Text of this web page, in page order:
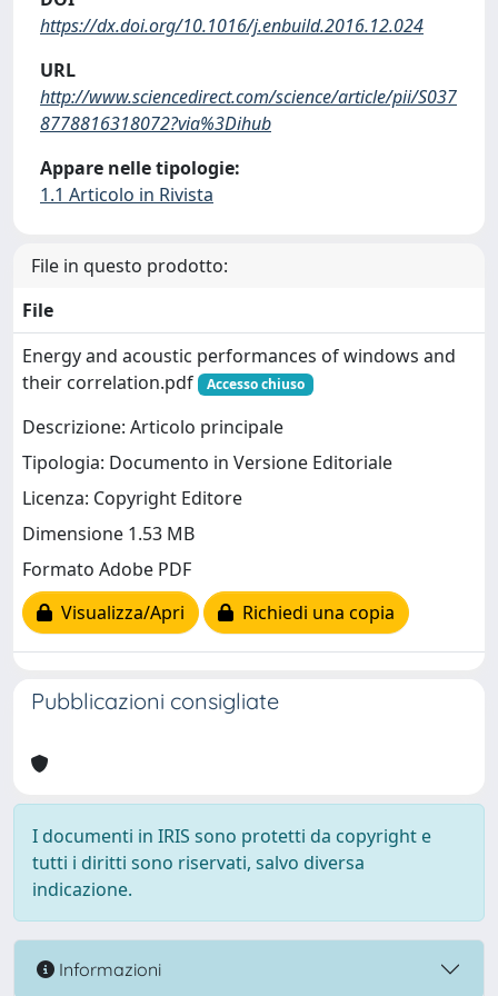
https://dx.doi.org/10.1016/j.enbuild.2016.12.024
URL
http://www.sciencedirect.com/science/article/pii/S037
8778816318072?via%3Dihub
Appare nelle tipologie:
1.1 Articolo in Rivista
File in questo prodotto:
File
Energy and acoustic performances of windows and
their correlation.pdf
Accesso chiuso
Descrizione: Articolo principale
Tipologia: Documento in Versione Editoriale
Licenza: Copyright Editore
Dimensione 1.53 MB
Formato Adobe PDF
Visualizza/Apri
Richiedi una copia
Pubblicazioni consigliate
I documenti in IRIS sono protetti da copyright e
tutti i diritti sono riservati, salvo diversa
indicazione.
Informazioni